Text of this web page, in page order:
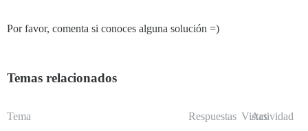
Por favor, comenta si conoces alguna solución =)
Temas relacionados
Tema Respuestas Vistas
Actividad